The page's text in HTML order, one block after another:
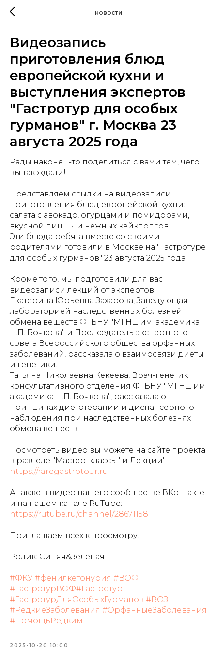
новости
Видеозапись
приготовления блюд
европейской кухни и
выступления экспертов
"Гастротур для особых
гурманов" г. Москва 23
августа 2025 года
Рады наконец-то поделиться с вами тем, чего
вы так ждали!
Представляем ссылки на видеозаписи
приготовления блюд европейской кухни:
салата с авокадо, огурцами и помидорами,
вкусной пиццы и нежных кейкпопсов.
Эти блюда ребята вместе со своими
родителями готовили в Москве на "Гастротуре
для особых гурманов" 23 августа 2025 года.
Кроме того, мы подготовили для вас
видеозаписи лекций от экспертов.
Екатерина Юрьевна Захарова, Заведующая
лабораторией наследственных болезней
обмена веществ ФГБНУ "МГНЦ им. академика
Н.П. Бочкова" и Председатель экспертного
совета Всероссийского общества орфанных
заболеваний, рассказала о взаимосвязи диеты
и генетики.
Татьяна Николаевна Кекеева, Врач-генетик
консультативного отделения ФГБНУ "МГНЦ им.
академика Н.П. Бочкова", рассказала о
принципах диетотерапии и диспансерного
наблюдения при наследственных болезнях
обмена веществ.
Посмотреть видео вы можете на сайте проекта
в разделе "Мастер-классы" и Лекции"
https://raregastrotour.ru
А также в видео нашего сообществе ВКонтакте
и на нашем канале RuTube:
https://rutube.ru/channel/28671158
Приглашаем всех к просмотру!
Ролик: Синяя&Зеленая
#ФКУ #фенилкетонурия #ВОФ
#ГастротурВОФ#Гастротур
#ГастротурДляОсобыхГурманов #ВОЗ
#РедкиеЗаболевания #ОрфанныеЗаболевания
#ПомощьРедким
2025-10-20 10:00